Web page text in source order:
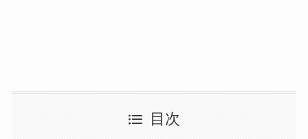
目次